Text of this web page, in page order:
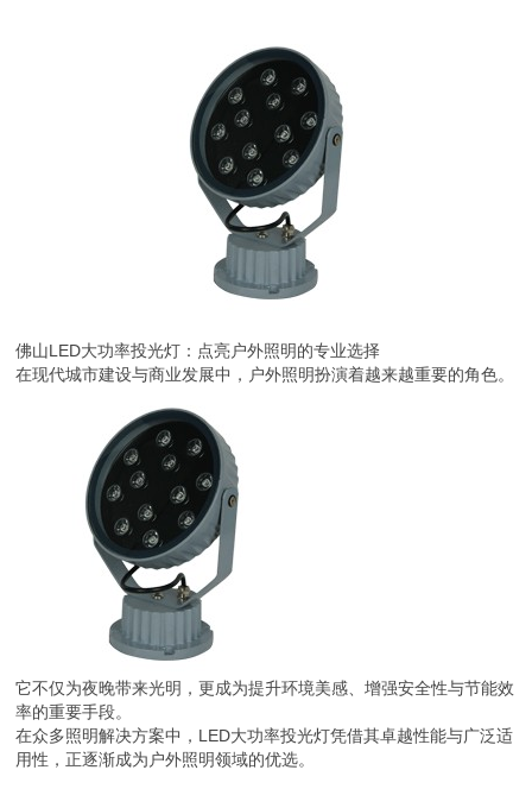
佛山LED大功率投光灯：点亮户外照明的专业选择
在现代城市建设与商业发展中，户外照明扮演着越来越重要的角色。
它不仅为夜晚带来光明，更成为提升环境美感、增强安全性与节能效
率的重要手段。
在众多照明解决方案中，LED大功率投光灯凭借其卓越性能与广泛适
用性，正逐渐成为户外照明领域的优选。